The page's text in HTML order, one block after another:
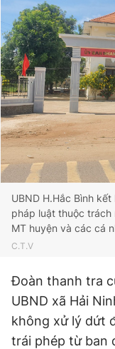
UBND H.Hắc Bình
pháp luật thuộc trách
MT huyện và các cá
C.T.V
Đoàn thanh tra
UBND xã Hải
không xử lý dứt
trái phép từ ban